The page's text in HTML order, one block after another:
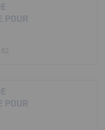
POUR
POUR